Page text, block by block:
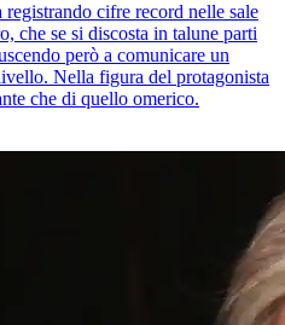
cifre record nelle sale
che se si discosta in talune parti
però a comunicare un
Nella figura del protagonista
che di quello omerico.